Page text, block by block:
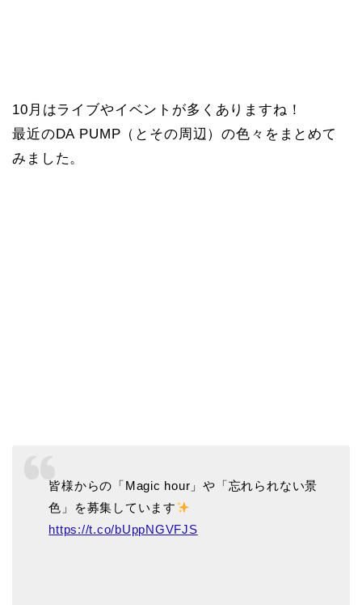
10月はライブやイベントが多くありますね！
最近のDA PUMP（とその周辺）の色々をまとめて
みました。
皆様からの「Magic hour」や「忘れられない景
色」を募集しています
https://t.co/bUppNGVFJS